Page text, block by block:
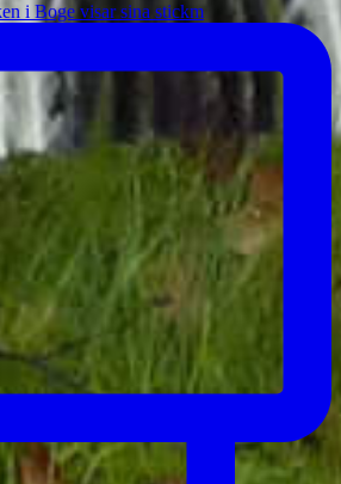
i Boge visar sina stickm